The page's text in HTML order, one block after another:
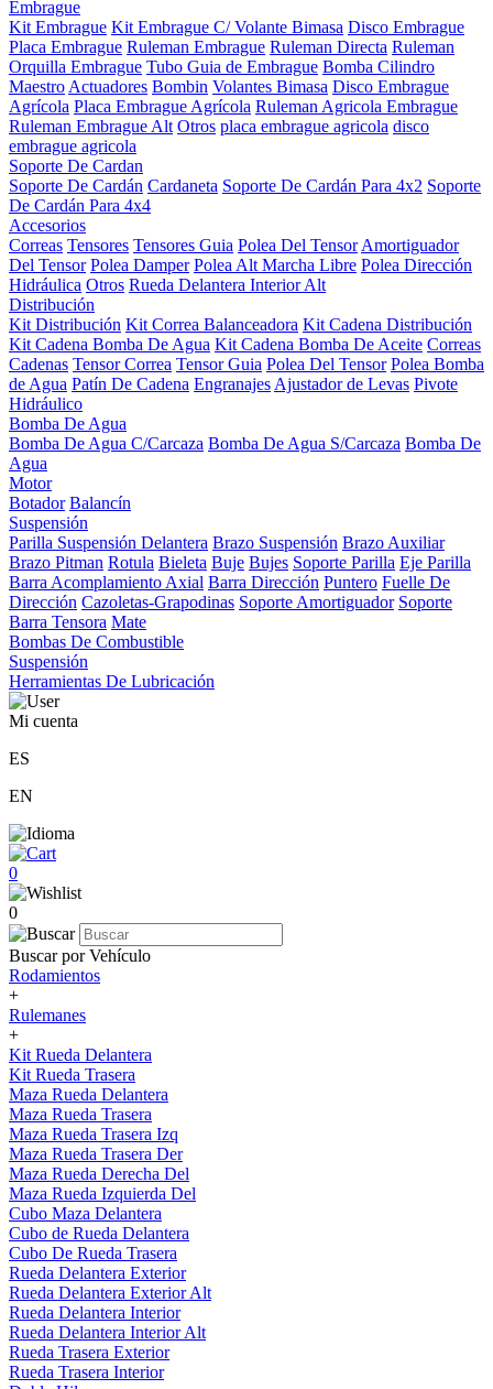
Embrague
Kit Embrague Kit Embrague C/ Volante Bimasa Disco Embrague
Placa Embrague Ruleman Embrague Ruleman Directa Ruleman
Orquilla Embrague Tubo Guia de Embrague Bomba Cilindro
Maestro Actuadores Bombin Volantes Bimasa Disco Embrague
Agrícola Placa Embrague Agrícola Ruleman Agricola Embrague
Ruleman Embrague Alt Otros placa embrague agricola disco
embrague agricola
Soporte De Cardan
Soporte De Cardán Cardaneta Soporte De Cardán Para 4x2 Soporte
De Cardán Para 4x4
Accesorios
Correas Tensores Tensores Guia Polea Del Tensor Amortiguador
Del Tensor Polea Damper Polea Alt Marcha Libre Polea Dirección
Hidráulica Otros Rueda Delantera Interior Alt
Distribución
Kit Distribución Kit Correa Balanceadora Kit Cadena Distribución
Kit Cadena Bomba De Agua Kit Cadena Bomba De Aceite Correas
Cadenas Tensor Correa Tensor Guia Polea Del Tensor Polea Bomba
de Agua Patín De Cadena Engranajes Ajustador de Levas Pivote
Hidráulico
Bomba De Agua
Bomba De Agua C/Carcaza Bomba De Agua S/Carcaza Bomba De
Agua
Motor
Botador Balancín
Suspensión
Parilla Suspensión Delantera Brazo Suspensión Brazo Auxiliar
Brazo Pitman Rotula Bieleta Buje Bujes Soporte Parilla Eje Parilla
Barra Acomplamiento Axial Barra Dirección Puntero Fuelle De
Dirección Cazoletas-Grapodinas Soporte Amortiguador Soporte
Barra Tensora Mate
Bombas De Combustible
Suspensión
Herramientas De Lubricación
Mi cuenta
ES
EN
0
0
Buscar por Vehículo
Rodamientos
+
Rulemanes
+
Kit Rueda Delantera
Kit Rueda Trasera
Maza Rueda Delantera
Maza Rueda Trasera
Maza Rueda Trasera Izq
Maza Rueda Trasera Der
Maza Rueda Derecha Del
Maza Rueda Izquierda Del
Cubo Maza Delantera
Cubo de Rueda Delantera
Cubo De Rueda Trasera
Rueda Delantera Exterior
Rueda Delantera Exterior Alt
Rueda Delantera Interior
Rueda Delantera Interior Alt
Rueda Trasera Exterior
Rueda Trasera Interior